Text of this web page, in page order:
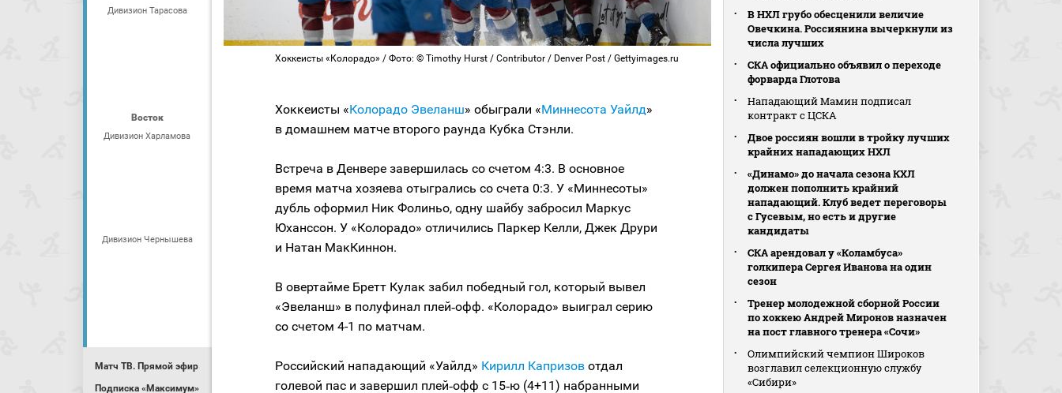
Дивизион Тарасова
Восток
Дивизион Харламова
Дивизион Чернышева
Матч ТВ. Прямой эфир
Подписка «Максимум»
Хоккеисты «Колорадо» / Фото: © Timothy Hurst / Contributor / Denver Post / Gettyimages.ru
Хоккеисты «Колорадо Эвеланш» обыграли «Миннесота Уайлд»
в домашнем матче второго раунда Кубка Стэнли.
Встреча в Денвере завершилась со счетом 4:3. В основное
время матча хозяева отыгрались со счета 0:3. У «Миннесоты»
дубль оформил Ник Фолиньо, одну шайбу забросил Маркус
Юханссон. У «Колорадо» отличились Паркер Келли, Джек Друри
и Натан МакКиннон.
В овертайме Бретт Кулак забил победный гол, который вывел
«Эвеланш» в полуфинал плей‑офф. «Колорадо» выиграл серию
со счетом 4-1 по матчам.
Российский нападающий «Уайлд» Кирилл Капризов отдал
голевой пас и завершил плей‑офф с 15‑ю (4+11) набранными
В НХЛ грубо обесценили величие
Овечкина. Россиянина вычеркнули из
числа лучших
СКА официально объявил о переходе
форварда Глотова
Нападающий Мамин подписал
контракт с ЦСКА
Двое россиян вошли в тройку лучших
крайних нападающих НХЛ
«Динамо» до начала сезона КХЛ
должен пополнить крайний
нападающий. Клуб ведет переговоры
с Гусевым, но есть и другие
кандидаты
СКА арендовал у «Коламбуса»
голкипера Сергея Иванова на один
сезон
Тренер молодежной сборной России
по хоккею Андрей Миронов назначен
на пост главного тренера «Сочи»
Олимпийский чемпион Широков
возглавил селекционную службу
«Сибири»